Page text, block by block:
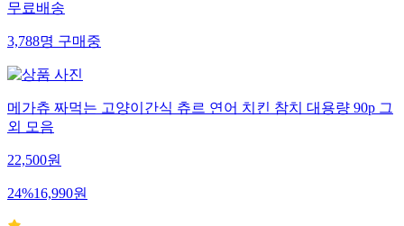
무료배송
3,788명구매중
메가츄 짜먹는 고양이간식 츄르 연어 치킨 참치 대용량 90p 그
외 모음
22,500원
24%16,990원